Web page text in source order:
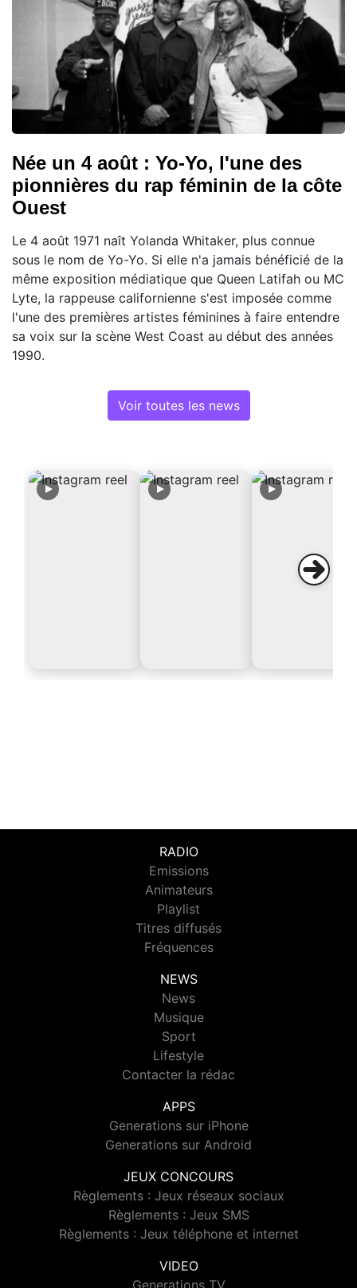
Née un 4 août : Yo-Yo, l'une des
pionnières du rap féminin de la côte
Ouest
Le 4 août 1971 naît Yolanda Whitaker, plus connue
sous le nom de Yo-Yo. Si elle n'a jamais bénéficié de la
même exposition médiatique que Queen Latifah ou MC
Lyte, la rappeuse californienne s'est imposée comme
l'une des premières artistes féminines à faire entendre
sa voix sur la scène West Coast au début des années
1990.
Voir toutes les news
RADIO
Emissions
Animateurs
Playlist
Titres diffusés
Fréquences
NEWS
News
Musique
Sport
Lifestyle
Contacter la rédac
APPS
Generations sur iPhone
Generations sur Android
JEUX CONCOURS
Règlements : Jeux réseaux sociaux
Règlements : Jeux SMS
Règlements : Jeux téléphone et internet
VIDEO